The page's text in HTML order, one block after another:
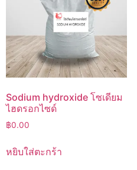
Sodium hydroxide โซเดียม
ไฮดรอกไซด์
฿0.00
หยิบใส่ตะกร้า